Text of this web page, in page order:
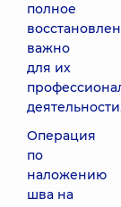
полное
важно
для их
Операция
по
наложению
шва на